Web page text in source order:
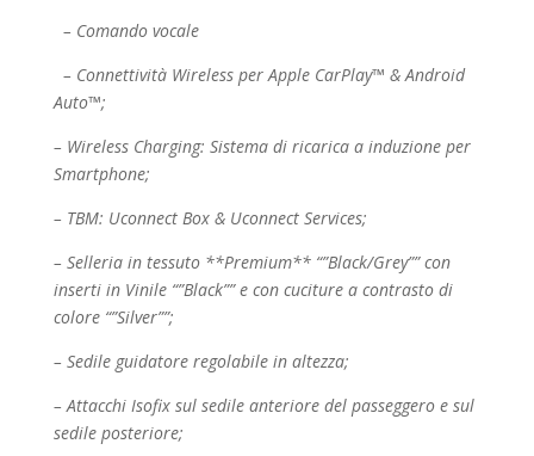
– Comando vocale
– Connettività Wireless per Apple CarPlay™ & Android
Auto™;
– Wireless Charging: Sistema di ricarica a induzione per
Smartphone;
– TBM: Uconnect Box & Uconnect Services;
– Selleria in tessuto **Premium** “”Black/Grey”” con
inserti in Vinile “”Black”” e con cuciture acontrasto di
colore “”Silver””;
– Sedile guidatore regolabile in altezza;
– Attacchi Isofix sul sedile anteriore del passeggero e sul
sedile posteriore;